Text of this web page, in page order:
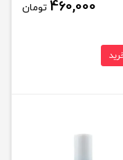
460,000 تومان